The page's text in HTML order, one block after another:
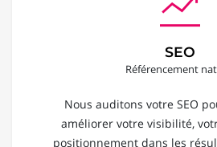
SEO
Référencement
Nous auditons votre SEO
améliorer votre visibilité,
positionnement dans les